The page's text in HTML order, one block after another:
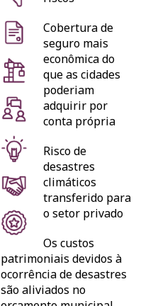
Cobertura de
seguro mais
econômica do
que as cidades
poderiam
adquirir por
conta própria
Risco de
desastres
climáticos
transferido para
o setor privado
Os custos
patrimoniais devidos à
ocorrência de desastres
são aliviados no